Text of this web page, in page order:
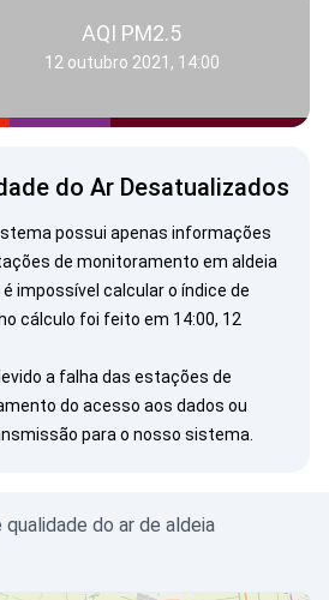
AQI PM2.5
12 outubro 2021, 14:00
do Ar Desatualizados
possui apenas informações
de monitoramento em aldeia
impossível calcular o índice de
cálculo foi feito em 14:00, 12
a falha das estações de
do acesso aos dados ou
para o nosso sistema.
do ar de aldeia